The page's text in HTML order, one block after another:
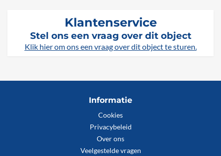
Klantenservice
Stel ons een vraag over dit object
Klik hier om ons een vraag over dit object te sturen.
Informatie
Cookies
Privacybeleid
Over ons
Veelgestelde vragen